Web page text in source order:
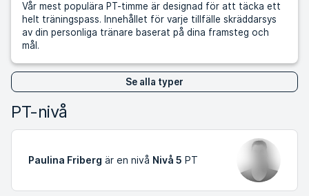
Vår mest populära PT-timme är designad för att täcka ett
helt träningspass. Innehållet för varje tillfälle skräddarsys
av din personliga tränare baserat på dina framsteg och
mål.
Se alla typer
PT-nivå
Paulina Friberg är en nivå Nivå 5 PT